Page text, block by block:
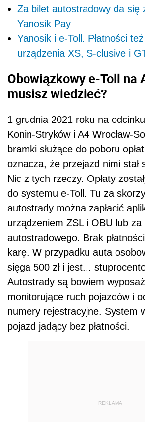
Za bilet autostradowy da się
Yanosik Pay
Yanosik i e-Toll. Płatności
urządzenia XS, S-clusive i
Obowiązkowy e-Toll na
musisz wiedzieć?
1 grudnia 2021 roku na odcinku
Konin-Stryków i A4 Wrocław-
bramki służące do poboru
oznacza, że przejazd nimi stał
Nic z tych rzeczy. Opłaty
do systemu e-Toll. Tu za
autostrady można zapłacić
urządzeniem ZSL i OBU lub za
autostradowego. Brak
karę. W przypadku auta
sięga 500 zł i jest...
Autostrady są bowiem
monitorujące ruch pojazdów i
numery rejestracyjne. System
pojazd jadący bez płatności.
REKLAMA